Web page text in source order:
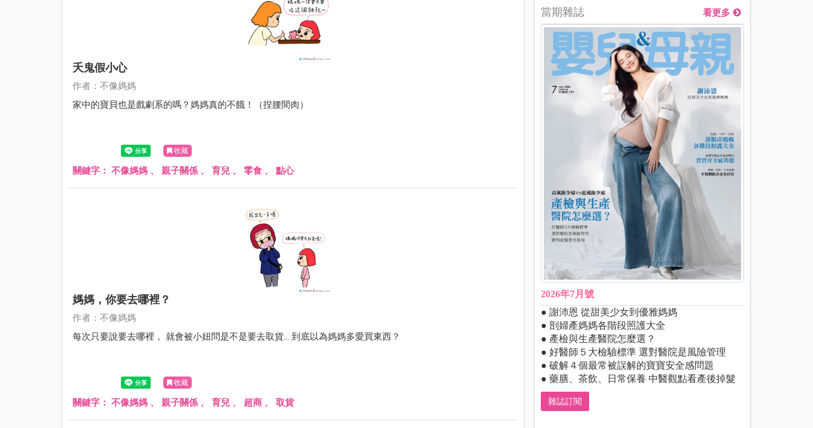
夭鬼假小心
作者：不像媽媽
家中的寶貝也是戲劇系的嗎？媽媽真的不餓！（捏腰間肉）
收藏
關鍵字： 不像媽媽 、 親子關係 、 育兒 、 零食 、 點心
媽媽，你要去哪裡？
作者：不像媽媽
每次只要說要去哪裡， 就會被小妞問是不是要去取貨... 到底以為媽媽多愛買東西？
收藏
關鍵字： 不像媽媽 、 親子關係 、 育兒 、 超商 、 取貨
當期雜誌 看更多
2026年7月號
● 謝沛恩 從甜美少女到優雅媽媽
● 剖婦產媽媽各階段照護大全
● 產檢與生產醫院怎麼選？
● 好醫師５大檢驗標準 選對醫院是風險管理
● 破解４個最常被誤解的寶寶安全感問題
● 藥膳、茶飲、日常保養 中醫觀點看產後掉髮
雜誌訂閱